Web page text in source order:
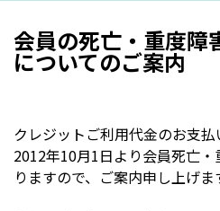
会員の死亡・重度障
についてのご案内
クレジットご利用代金のお支
2012年10月1日より会員死亡
りますので、ご案内申し上げま